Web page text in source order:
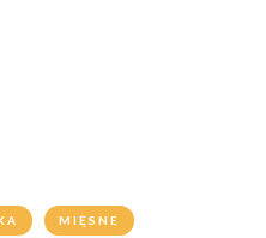
MIĘSNE